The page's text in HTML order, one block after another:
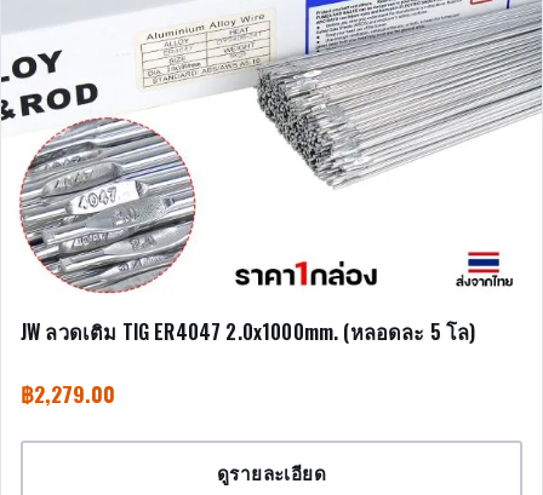
JW ลวดเติม TIG ER4047 2.0x1000mm. (หลอดละ 5 โล)
฿2,279.00
ดูรายละเอียด